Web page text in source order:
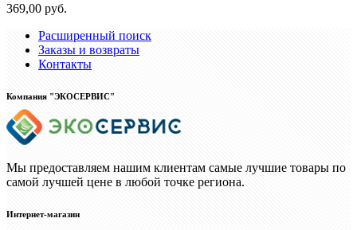
369,00 руб.
Расширенный поиск
Заказы и возвраты
Контакты
Компания "ЭКОСЕРВИС"
Мы предоставляем нашим клиентам самые лучшие товары по
самой лучшей цене в любой точке региона.
Интернет-магазин